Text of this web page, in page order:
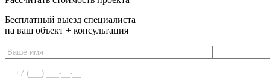
Бесплатный выезд специалиста
на ваш объект + консультация